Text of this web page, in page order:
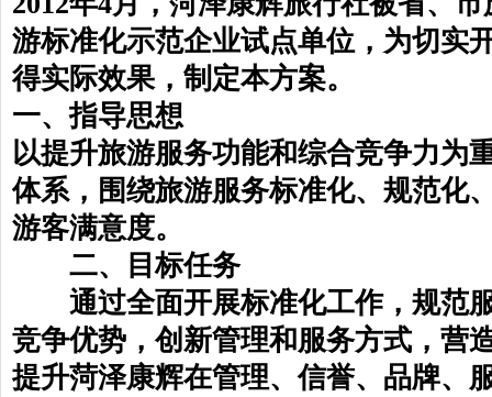
游标准化示范企业试点单位，为切实
得实际效果，制定本方案。
一、指导思想
以提升旅游服务功能和综合竞争力为
体系，围绕旅游服务标准化、规范化
游客满意度。
二、目标任务
通过全面开展标准化工作，规范
竞争优势，创新管理和服务方式，营
提升菏泽康辉在管理、信誉、品牌、